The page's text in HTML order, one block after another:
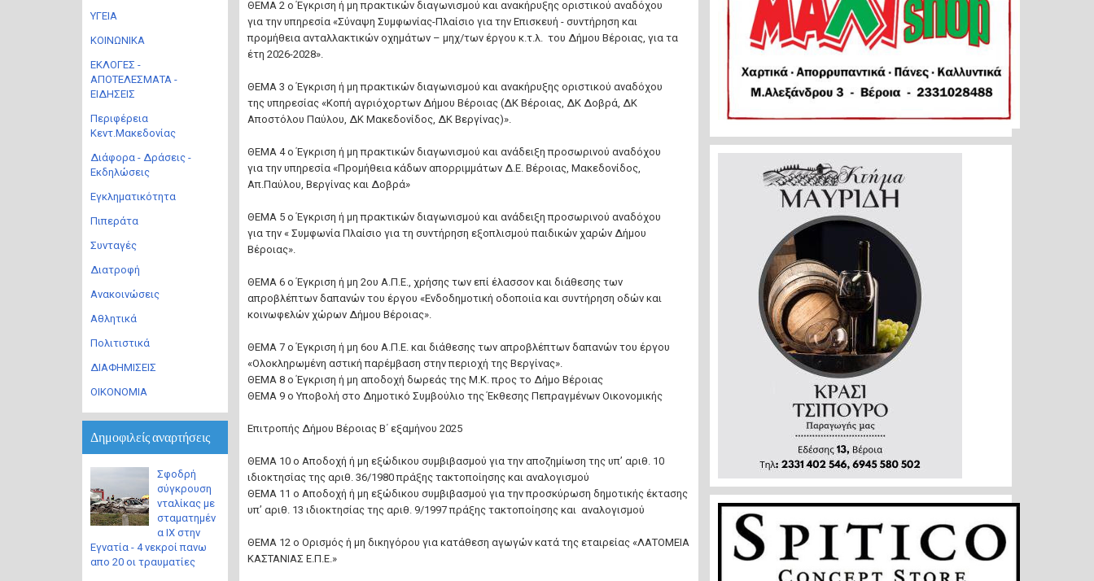
ΘΕΜΑ 2 ο Έγκριση ή μη πρακτικών διαγωνισμού και ανακήρυξης οριστικού αναδόχου
για την υπηρεσία «Σύναψη Συμφωνίας-Πλαίσιο για την Επισκευή - συντήρηση και
προμήθεια ανταλλακτικών οχημάτων – μηχ/των έργου κ.τ.λ. του Δήμου Βέροιας, για τα
έτη 2026-2028».
ΘΕΜΑ 3 ο Έγκριση ή μη πρακτικών διαγωνισμού και ανακήρυξης οριστικού αναδόχου
της υπηρεσίας «Κοπή αγριόχορτων Δήμου Βέροιας (ΔΚ Βέροιας, ΔΚ Δοβρά, ΔΚ
Αποστόλου Παύλου, ΔΚ Μακεδονίδος, ΔΚ Βεργίνας)».
ΘΕΜΑ 4 ο Έγκριση ή μη πρακτικών διαγωνισμού και ανάδειξη προσωρινού αναδόχου
για την υπηρεσία «Προμήθεια κάδων απορριμμάτων Δ.Ε. Βέροιας, Μακεδονίδος,
Απ.Παύλου, Βεργίνας και Δοβρά»
ΘΕΜΑ 5 ο Έγκριση ή μη πρακτικών διαγωνισμού και ανάδειξη προσωρινού αναδόχου
για την « Συμφωνία Πλαίσιο για τη συντήρηση εξοπλισμού παιδικών χαρών Δήμου
Βέροιας».
ΘΕΜΑ 6 ο Έγκριση ή μη 2ου Α.Π.Ε., χρήσης των επί έλασσον και διάθεσης των
απροβλέπτων δαπανών του έργου «Ενδοδημοτική οδοποιία και συντήρηση οδών και
κοινωφελών χώρων Δήμου Βέροιας».
ΘΕΜΑ 7 ο Έγκριση ή μη 6ου Α.Π.Ε. και διάθεσης των απροβλέπτων δαπανών του έργου
«Ολοκληρωμένη αστική παρέμβαση στην περιοχή της Βεργίνας».
ΘΕΜΑ 8 ο Έγκριση ή μη αποδοχή δωρεάς της Μ.Κ. προς το Δήμο Βέροιας
ΘΕΜΑ 9 ο Υποβολή στο Δημοτικό Συμβούλιο της Έκθεσης Πεπραγμένων Οικονομικής
Επιτροπής Δήμου Βέροιας Β΄ εξαμήνου 2025
ΘΕΜΑ 10 ο Αποδοχή ή μη εξώδικου συμβιβασμού για την αποζημίωση της υπ’ αριθ. 10
ιδιοκτησίας της αριθ. 36/1980 πράξης τακτοποίησης και αναλογισμού
ΘΕΜΑ 11 ο Αποδοχή ή μη εξώδικου συμβιβασμού για την προσκύρωση δημοτικής έκτασης
υπ’ αριθ. 13 ιδιοκτησίας της αριθ. 9/1997 πράξης τακτοποίησης και αναλογισμού
ΘΕΜΑ 12 ο Ορισμός ή μη δικηγόρου για κατάθεση αγωγών κατά της εταιρείας «ΛΑΤΟΜΕΙΑ
ΚΑΣΤΑΝΙΑΣ Ε.Π.Ε.»
ΥΓΕΙΑ
ΚΟΙΝΩΝΙΚΑ
ΕΚΛΟΓΕΣ -
ΑΠΟΤΕΛΕΣΜΑΤΑ -
ΕΙΔΗΣΕΙΣ
Περιφέρεια
Κεντ.Μακεδονίας
Διάφορα - Δράσεις -
Εκδηλώσεις
Εγκληματικότητα
Πιπεράτα
Συνταγές
Διατροφή
Ανακοινώσεις
Αθλητικά
Πολιτιστικά
ΔΙΑΦΗΜΙΣΕΙΣ
ΟΙΚΟΝΟΜΙΑ
Δημοφιλείς αναρτήσεις
Σφοδρή
σύγκρουση
νταλίκας με
σταματημέν
α ΙΧ στην
Εγνατία - 4 νεκροί πανω
απο 20 οι τραυματίες